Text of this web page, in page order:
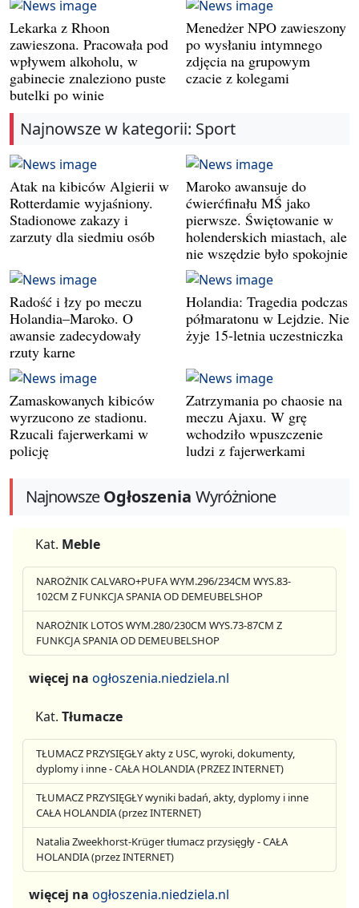
Lekarka z Rhoon
zawieszona. Pracowała pod
wpływem alkoholu, w
gabinecie znaleziono puste
butelki po winie
Menedżer NPO zawieszony
po wysłaniu intymnego
zdjęcia na grupowym
czacie z kolegami
Najnowsze w kategorii: Sport
Atak na kibiców Algierii w
Rotterdamie wyjaśniony.
Stadionowe zakazy i
zarzuty dla siedmiu osób
Maroko awansuje do
ćwierćfinału MŚ jako
pierwsze. Świętowanie w
holenderskich miastach, ale
nie wszędzie było spokojnie
Radość i łzy po meczu
Holandia–Maroko. O
awansie zadecydowały
rzuty karne
Holandia: Tragedia podczas
półmaratonu w Lejdzie. Nie
żyje 15-letnia uczestniczka
Zamaskowanych kibiców
wyrzucono ze stadionu.
Rzucali fajerwerkami w
policję
Zatrzymania po chaosie na
meczu Ajaxu. W grę
wchodziło wpuszczenie
ludzi z fajerwerkami
NajnowszeOgłoszenia Wyróżnione
Kat. Meble
NAROŻNIK CALVARO+PUFA WYM.296/234CM WYS.83-
102CM Z FUNKCJA SPANIA OD DEMEUBELSHOP
NAROŻNIK LOTOS WYM.280/230CM WYS.73-87CM Z
FUNKCJA SPANIA OD DEMEUBELSHOP
więcej na ogłoszenia.niedziela.nl
Kat. Tłumacze
TŁUMACZ PRZYSIĘGŁY akty z USC, wyroki, dokumenty,
dyplomy i inne - CAŁA HOLANDIA (PRZEZ INTERNET)
TŁUMACZ PRZYSIĘGŁY wyniki badań, akty, dyplomy i inne
CAŁA HOLANDIA (przez INTERNET)
Natalia Zweekhorst-Krüger tłumacz przysięgły - CAŁA
HOLANDIA (przez INTERNET)
więcej na ogłoszenia.niedziela.nl